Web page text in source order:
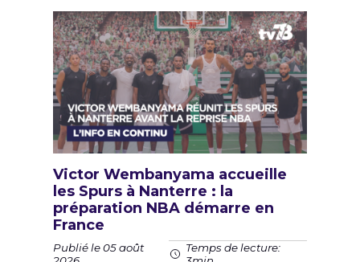
Victor Wembanyama accueille
les Spurs à Nanterre : la
préparation NBA démarre en
France
Publié le 05 août
Temps de lecture: